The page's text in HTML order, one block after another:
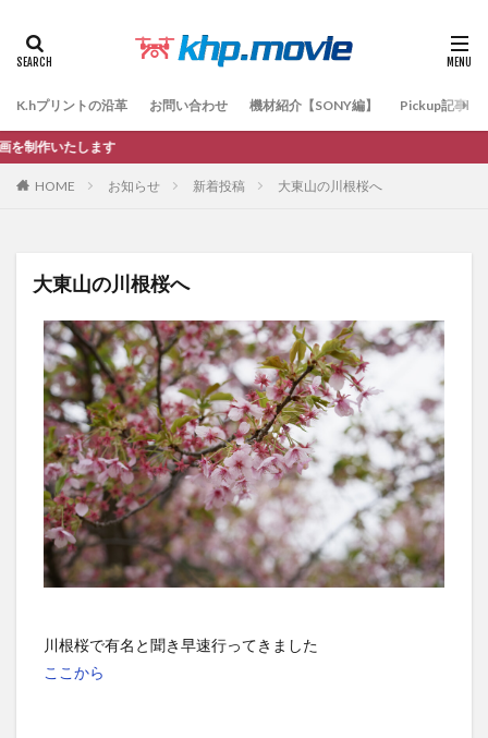
K.hプリントの沿革 お問い合わせ 機材紹介【SONY編】 Pickup記事
ます
HOME お知らせ 新着投稿 大東山の川根桜へ
大東山の川根桜へ
川根桜で有名と聞き早速行ってきました
ここから